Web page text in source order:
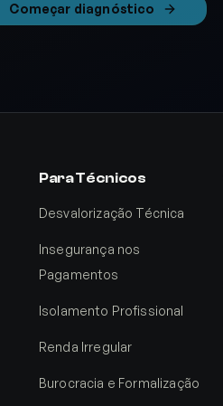
Começar diagnóstico
Para Técnicos
Desvalorização Técnica
Insegurança nos
Pagamentos
Isolamento Profissional
Renda Irregular
Burocracia e Formalização